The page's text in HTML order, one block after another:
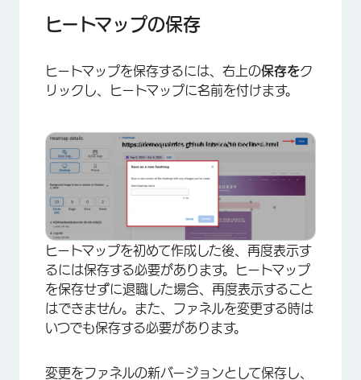
×
ヒートマップの保存
ヒートマップを保存するには、右上の保存をク
リックし、ヒートマップに名前を付けます。
ヒートマップを初めて作成した後、再度表示す
るには保存する必要があります。ヒートマップ
を保存せずに退職した場合、再度表示すること
はできません。また、ファネルを変更する時は
いつでも保存する必要があります。
変更をファネルの新バージョンとして保存し、